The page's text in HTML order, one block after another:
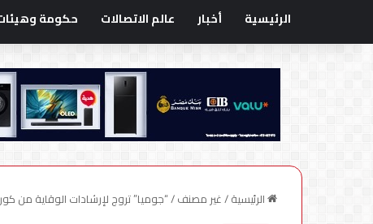
الرئيسية أخبار عالم الاتصالات حكومة
الرئيسية/غير مصنف/“جوميا” تروج لإرشادات الوقاية من